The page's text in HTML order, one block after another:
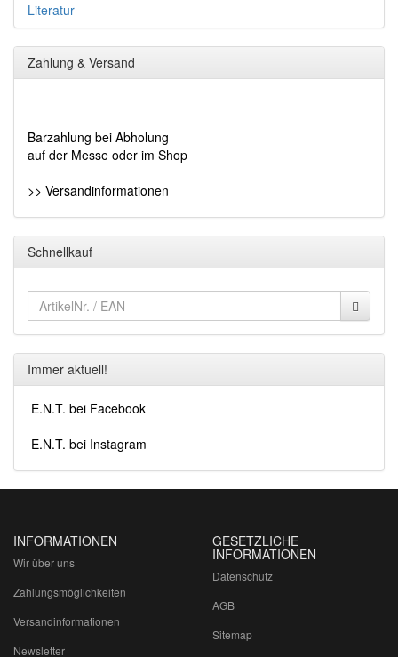
Literatur
Zahlung & Versand
Barzahlung bei Abholung
auf der Messe oder im Shop
>> Versandinformationen
Schnellkauf
Immer aktuell!
E.N.T. bei Facebook
E.N.T. bei Instagram
INFORMATIONEN
Wir über uns
Zahlungsmöglichkeiten
Versandinformationen
Newsletter
GESETZLICHE
INFORMATIONEN
Datenschutz
AGB
Sitemap